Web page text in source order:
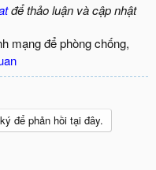
để thảo luận và cập nhật
mạng để phòng chống,
để phản hồi tại đây.